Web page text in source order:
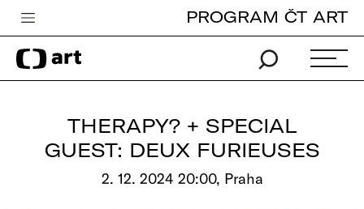
Česká televize
Zpravodajství
iVysílání
PROGRAM ČT ART
THERAPY? + SPECIAL
GUEST: DEUX FURIEUSES
2. 12. 2024 20:00, Praha